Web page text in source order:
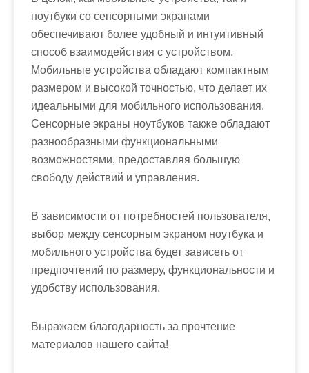
ноутбуки со сенсорными экранами
обеспечивают более удобный и интуитивный
способ взаимодействия с устройством.
Мобильные устройства обладают компактным
размером и высокой точностью, что делает их
идеальными для мобильного использования.
Сенсорные экраны ноутбуков также обладают
разнообразными функциональными
возможностями, предоставляя большую
свободу действий и управления.
В зависимости от потребностей пользователя,
выбор между сенсорным экраном ноутбука и
мобильного устройства будет зависеть от
предпочтений по размеру, функциональности и
удобству использования.
Выражаем благодарность за прочтение
материалов нашего сайта!